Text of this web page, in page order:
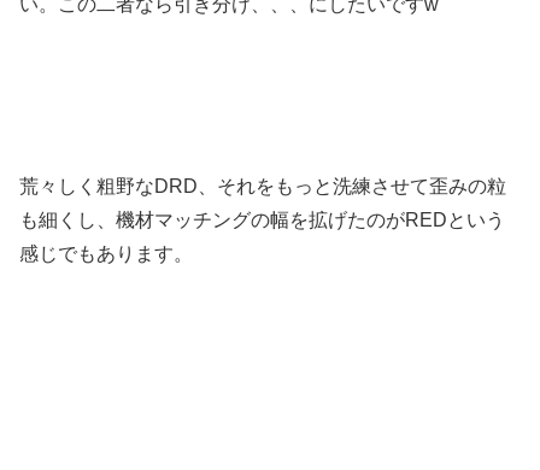
荒々しく粗野なDRD、それをもっと洗練させて歪みの粒
も細くし、機材マッチングの幅を拡げたのがREDという
感じでもあります。